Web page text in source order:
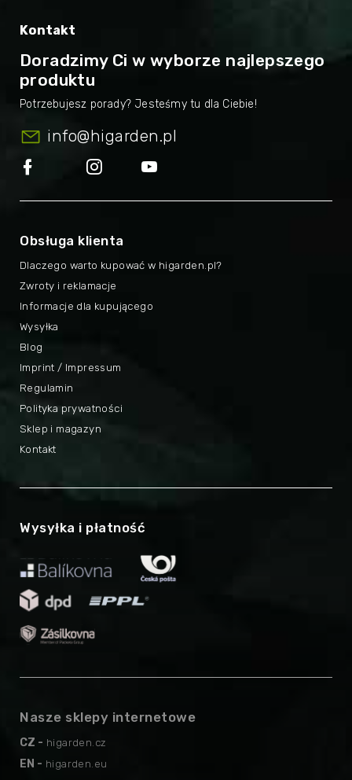
Kontakt
Doradzimy Ci w wyborze najlepszego
produktu
info@higarden.pl
Obsługa klienta
Dlaczego warto kupować w higarden.pl?
Imprint / Impressum
Zwroty i reklamacje
Regulamin
Informacje dla kupującego
Polityka prywatności
Wysyłka
Sklep i magazyn
Blog
Kontakt
Wysyłka i płatność
Nasze sklepy internetowe
CZ - higarden.cz
EN - higarden.eu